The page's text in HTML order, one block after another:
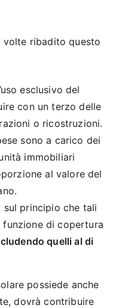
volte ribadito questo
esclusivo del
con un terzo delle
o ricostruzioni.
sono a carico dei
immobiliari
al valore del
sul principio che tali
di copertura
quelli al di
possiede anche
dovrà contribuire